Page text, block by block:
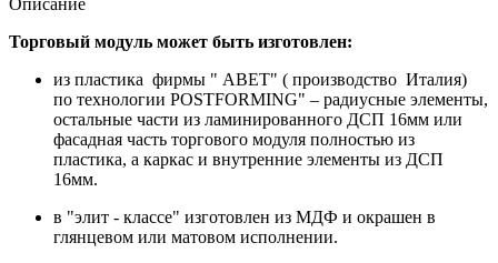
Торговый модуль может быть изготовлен:
из пластика фирмы " АВET" ( производство Италия)
по технологии POSTFORMING" – радиусные элементы,
остальные части из ламинированного ДСП 16мм или
фасадная часть торгового модуля полностью из
пластика, а каркас и внутренние элементы из ДСП
16мм.
в "элит - классе" изготовлен из МДФ и окрашен в
глянцевом или матовом исполнении.